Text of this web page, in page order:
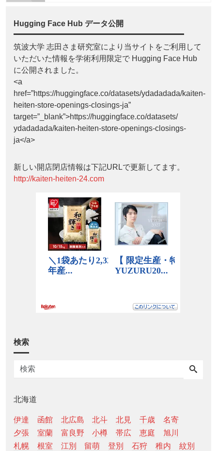
Hugging Face Hub データ公開
筑波大学 志田さま研究室により当サイトをご利用して
いただいた情報を学術利用限定で Hugging Face Hub
に公開されました。
<a
href=”https://huggingface.co/datasets/ydadadada/kaiten-
heiten-store-openings-closings-ja”
target=”_blank”>https://huggingface.co/datasets/
ydadadada/kaiten-heiten-store-openings-closings-
ja</a>
新しい開店閉店情報は下記URLで更新してます。
http://kaiten-heiten-24.com
検索
北海道
伊達 函館 北広島 北斗 北見 千歳
名寄
夕張
室蘭 富良野 小樽 帯広 恵庭
旭川
札幌
根室 江別 留萌 登別 石狩 稚内
紋別